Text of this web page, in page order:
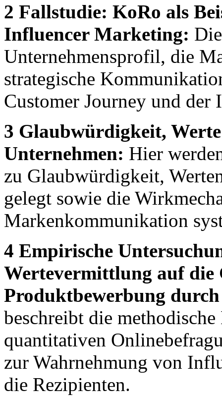
2 Fallstudie: KoRo als
Influencer Marketing:
Unternehmensprofil, die
strategische
Customer Journey und
3 Glaubwürdigkeit,
Unternehmen: Hier
zu Glaubwürdigkeit,
gelegt sowie die
Markenkommunikation
4 Empirische
Wertevermittlung auf
Produktbewerbung
beschreibt die
quantitativen
zur Wahrnehmung von
die Rezipienten.